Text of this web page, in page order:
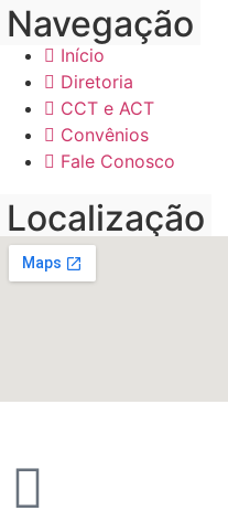
Navegação
Início
Diretoria
CCT e ACT
Convênios
Fale Conosco
Localização